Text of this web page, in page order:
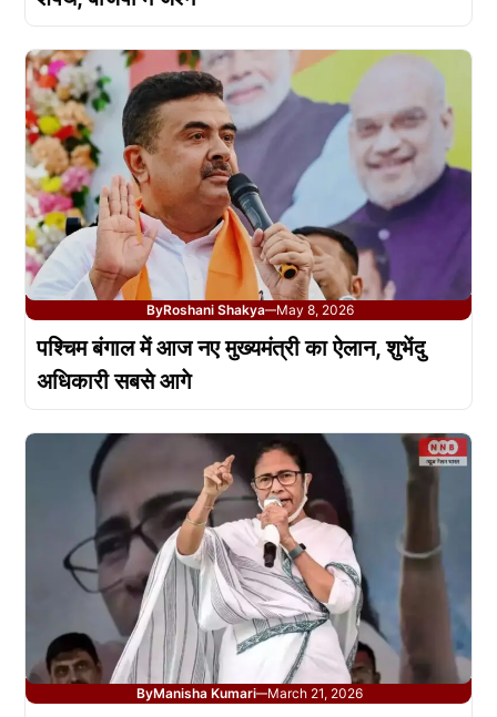
ByRoshani Shakya—May 8, 2026
पश्चिम बंगाल में आज नए मुख्यमंत्री का ऐलान, शुभेंदु
अधिकारी सबसे आगे
ByManisha Kumari—March 21, 2026